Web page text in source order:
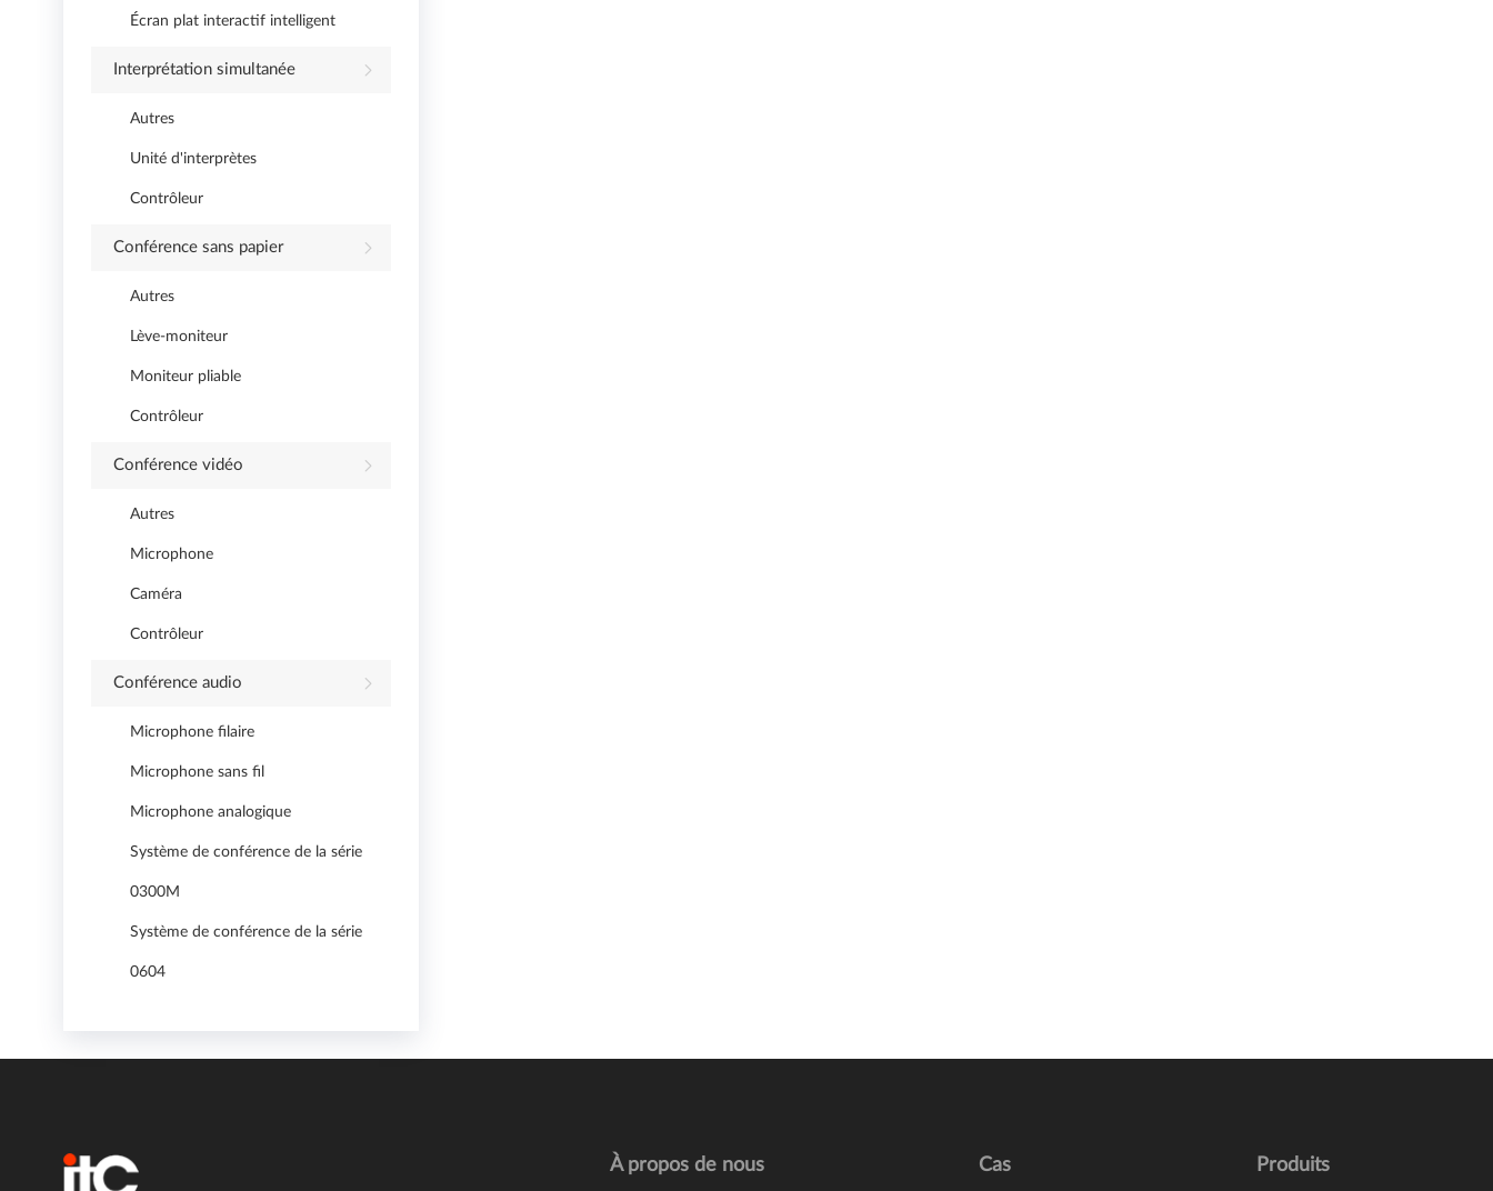
Écran plat interactif intelligent
Interprétation simultanée
Autres
Unité d'interprètes
Contrôleur
Conférence sans papier
Autres
Lève-moniteur
Moniteur pliable
Contrôleur
Conférence vidéo
Autres
Microphone
Caméra
Contrôleur
Conférence audio
Microphone filaire
Microphone sans fil
Microphone analogique
Système de conférence de la série
0300M
Système de conférence de la série
0604
À propos de nous Cas Produits